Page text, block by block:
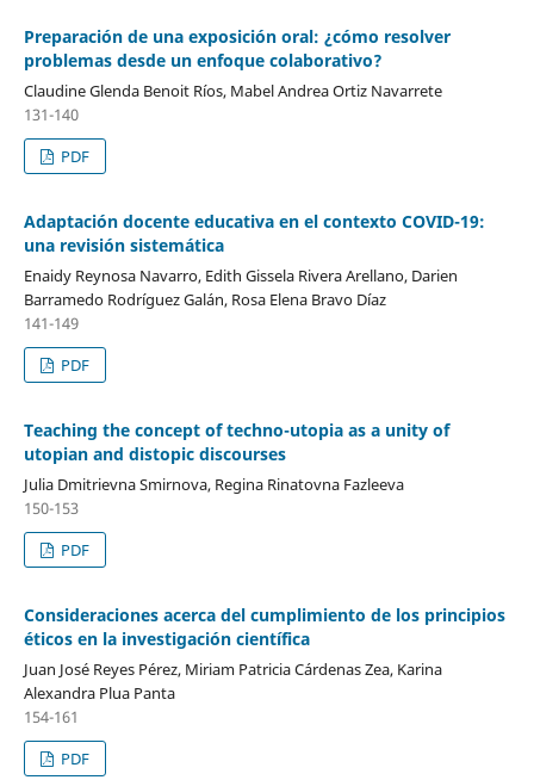
Preparación de una exposición oral: ¿cómo resolver
problemas desde un enfoque colaborativo?
Claudine Glenda Benoit Ríos, Mabel Andrea Ortiz Navarrete
131-140
PDF
Adaptación docente educativa en el contexto COVID-19:
una revisión sistemática
Enaidy Reynosa Navarro, Edith Gissela Rivera Arellano, Darien
Barramedo Rodríguez Galán, Rosa Elena Bravo Díaz
141-149
PDF
Teaching the concept of techno-utopia as a unity of
utopian and distopic discourses
Julia Dmitrievna Smirnova, Regina Rinatovna Fazleeva
150-153
PDF
Consideraciones acerca del cumplimiento de los principios
éticos en la investigación científica
Juan José Reyes Pérez, Miriam Patricia Cárdenas Zea, Karina
Alexandra Plua Panta
154-161
PDF